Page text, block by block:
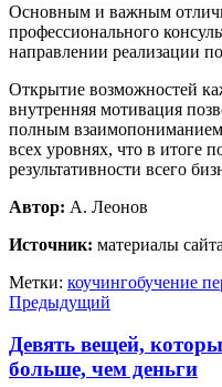
Основным и важным
профессионального
направлении реализации
Открытие возможностей
внутренняя мотивация
полным взаимопониманием
всех уровнях, что в итоге
результативности всего
Автор: А. Леонов
Источник: материалы
Метки: коучингобучение
Предыдущий
Девять вещей,
больше, чем деньги